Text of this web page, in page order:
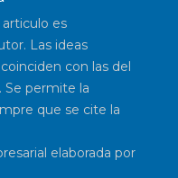
es
Las ideas
con las del
Se permite la
que se cite la
elaborada por